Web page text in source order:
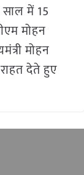
में 15
मोहन
मोहन
देते हुए